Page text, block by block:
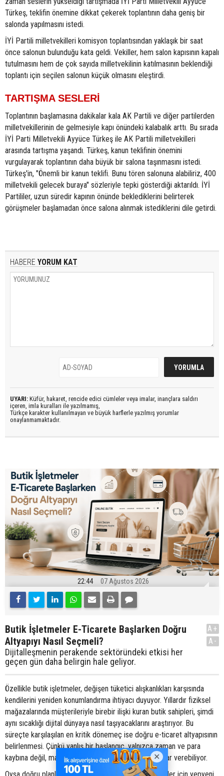
Türkeş, teklifin önemine dikkat çekerek toplantının daha geniş bir
salonda yapılmasını istedi.
İYİ Partili milletvekilleri komisyon toplantısından yaklaşık bir saat
önce salonun bulunduğu kata geldi. Vekiller, hem salon kapısının kapalı
tutulmasını hem de çok sayıda milletvekilinin katılmasının beklendiği
toplantı için seçilen salonun küçük olmasını eleştirdi.
TARTIŞMA SESLERİ
Toplantının başlamasına dakikalar kala AK Partili ve diğer partilerden
milletvekillerinin de gelmesiyle kapı önündeki kalabalık arttı. Bu sırada
İYİ Parti Milletvekili Ayyüce Türkeş ile AK Partili milletvekilleri
arasında tartışma yaşandı. Türkeş, kanun teklifinin önemini
vurgulayarak toplantının daha büyük bir salona taşınmasını istedi.
Türkeş'in, "Önemli bir kanun teklifi. Bunu tören salonuna alabiliriz, 400
milletvekili gelecek buraya" sözleriyle tepki gösterdiği aktarıldı. İYİ
Partililer, uzun süredir kapının önünde beklediklerini belirterek
görüşmeler başlamadan önce salona alınmak istediklerini dile getirdi.
HABERE YORUM KAT
UYARI: Küfür, hakaret, rencide edici cümleler veya imalar, inançlara saldırı
içeren, imla kuralları ile yazılmamış,
Türkçe karakter kullanılmayan ve büyük harflerle yazılmış yorumlar
onaylanmamaktadır.
22:44 07 Ağustos 2026
Butik İşletmeler E-Ticarete Başlarken Doğru
Altyapıyı Nasıl Seçmeli?
Dijitalleşmenin perakende sektöründeki etkisi her
geçen gün daha belirgin hale geliyor.
A+
A-
Özellikle butik işletmeler, değişen tüketici alışkanlıkları karşısında
kendilerini yeniden konumlandırma ihtiyacı duyuyor. Yıllardır fiziksel
mağazalarında müşterileriyle birebir ilişki kuran butik sahipleri, şimdi
aynı sıcaklığı dijital dünyaya nasıl taşıyacaklarını araştırıyor. Bu
süreçte karşılaşılan en kritik dönemeç ise doğru e-ticaret altyapısının
belirlenmesi. Çünkü yanlış bir başlangıç, yalnızca zaman ve para
kaybına değil, markanın dijitaldeki geleceğine de zarar verebiliyor.